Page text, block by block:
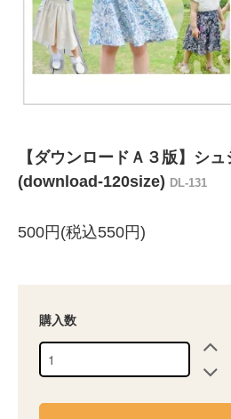
【ダウンロードＡ３版】シ
(download-120size) DL-131
500円(税込550円)
購入数